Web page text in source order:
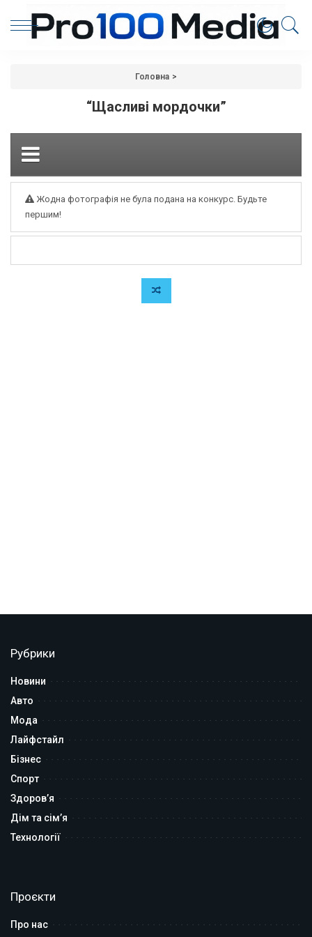
Головна >
“Щасливі мордочки”
Жодна фотографія не була подана на конкурс. Будьте
першим!
Рубрики
Новини
Авто
Мода
Лайфстайл
Бізнес
Спорт
Здоров’я
Дім та сім’я
Технології
Проєкти
Про нас